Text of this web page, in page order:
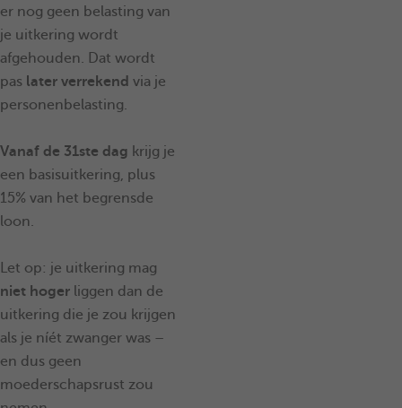
er nog geen belasting van
je uitkering wordt
afgehouden. Dat wordt
pas later verrekend via je
personenbelasting.
Vanaf de 31ste dag krijg je
een basisuitkering, plus
15% van het begrensde
loon.
Let op: je uitkering mag
niet hoger liggen dan de
uitkering die je zou krijgen
als je níét zwanger was –
en dus geen
moederschapsrust zou